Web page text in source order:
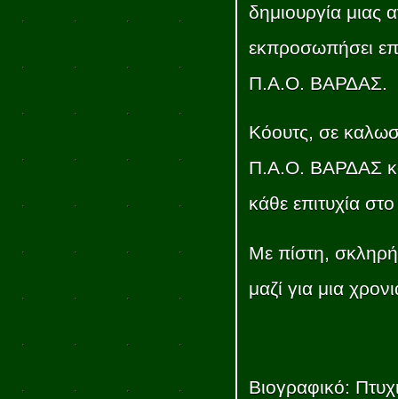
δημιουργία μιας
εκπροσωπήσει
Π.Α.Ο. ΒΑΡΔΑΣ.
Κόουτς, σε
Π.Α.Ο. ΒΑΡΔΑΣ
κάθε επιτυχία
Με πίστη,
μαζί για μια
Βιογραφικό: